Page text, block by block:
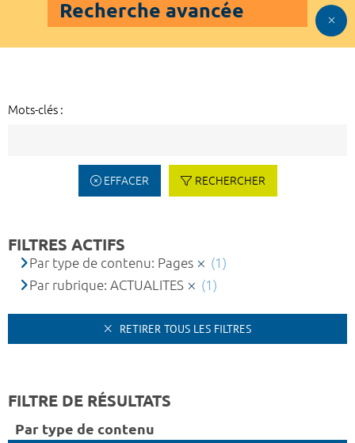
Recherche avancée
Mots-clés :
EFFACER RECHERCHER
FILTRES ACTIFS
Par type de contenu: Pages
(1)
Par rubrique: ACTUALITES
(1)
RETIRER TOUS LES FILTRES
FILTRE DE RÉSULTATS
Par type de contenu